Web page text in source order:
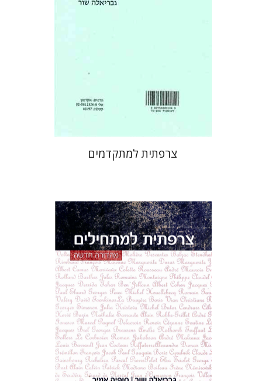
$18
צרפתית למתקדמים
גבריאלה שור